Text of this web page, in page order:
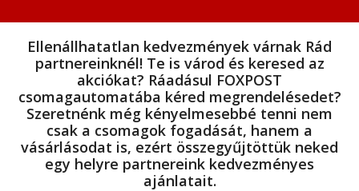
Ellenállhatatlan kedvezmények várnak Rád
partnereinknél! Te is várod és keresed az
akciókat? Ráadásul FOXPOST
csomagautomatába kéred megrendelésedet?
Szeretnénk még kényelmesebbé tenni nem
csak a csomagok fogadását, hanem a
vásárlásodat is, ezért összegyűjtöttük neked
egy helyre partnereink kedvezményes
ajánlatait.